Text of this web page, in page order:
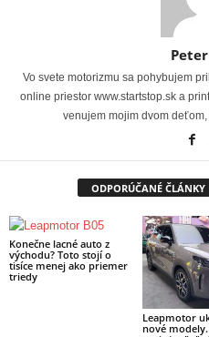
Vo svete motorizmu sa pohybujem
online priestor www.startstop.sk a
venujem mojim dvom
ODPORÚČANÉ ČLÁNKY
Konečne lacné auto z
východu? Toto stojí o
tisíce menej ako priemer
triedy
Leapmotor
nové